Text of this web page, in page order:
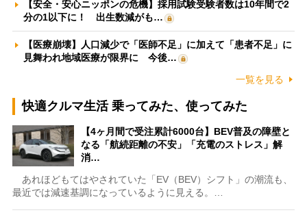
【安全・安心ニッポンの危機】採用試験受験者数は10年間で2
分の1以下に！ 出生数減がも…
【医療崩壊】人口減少で「医師不足」に加えて「患者不足」に
見舞われ地域医療が限界に 今後…
一覧を見る
快適クルマ生活 乗ってみた、使ってみた
【4ヶ月間で受注累計6000台】BEV普及の障壁と
なる「航続距離の不安」「充電のストレス」解
消…
あれほどもてはやされていた「EV（BEV）シフト」の潮流も、
最近では減速基調になっているように見える。…